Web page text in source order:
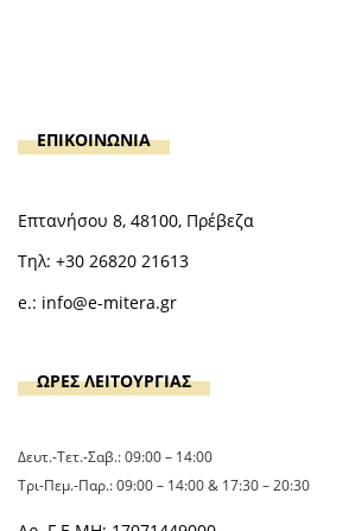
ΕΠΙΚΟΙΝΩΝΙΑ
Επτανήσου 8, 48100, Πρέβεζα
Τηλ: +30 26820 21613
e.: info@e-mitera.gr
ΩΡΕΣ ΛΕΙΤΟΥΡΓΙΑΣ
Δευτ.-Τετ.-Σαβ.: 09:00 – 14:00
Τρι-Πεμ.-Παρ.: 09:00 – 14:00 & 17:30 – 20:30